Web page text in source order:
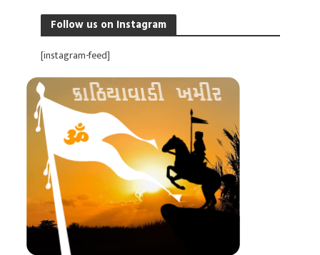
Follow us on Instagram
[instagram-feed]